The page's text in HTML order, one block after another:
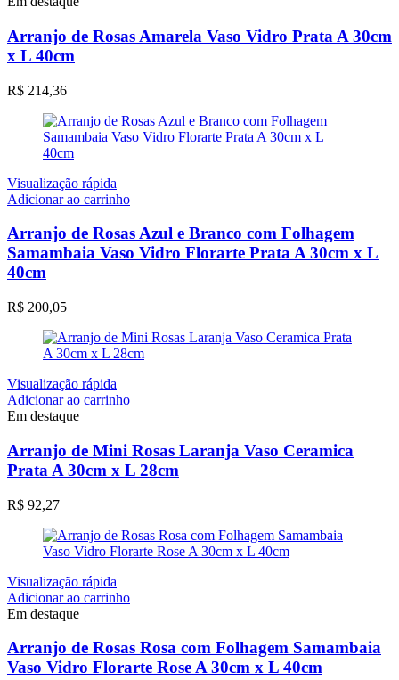
Arranjo de Rosas Amarela Vaso Vidro Prata A 30cm
x L 40cm
R$ 214,36
Visualização rápida
Adicionar ao carrinho
Arranjo de Rosas Azul e Branco com Folhagem
Samambaia Vaso Vidro Florarte Prata A 30cm x L
40cm
R$ 200,05
Visualização rápida
Adicionar ao carrinho
Em destaque
Arranjo de Mini Rosas Laranja Vaso Ceramica
Prata A 30cm x L 28cm
R$ 92,27
Visualização rápida
Adicionar ao carrinho
Em destaque
Arranjo de Rosas Rosa com Folhagem Samambaia
Vaso Vidro Florarte Rose A 30cm x L 40cm